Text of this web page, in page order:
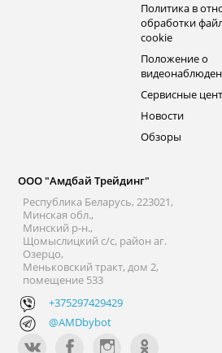
Политика в
обработки
cookie
Положение о
Сервисные
Новости
Обзоры
ООО "Амдбай Трейдинг"
Республика Беларусь, 223021,
Минская обл.,
Минский р-н.,
Щомыслицкий с/с, район аг.
Озерцо,
Меньковский тракт, дом 2,
помещение 533
+375297429429
@AMDbybot